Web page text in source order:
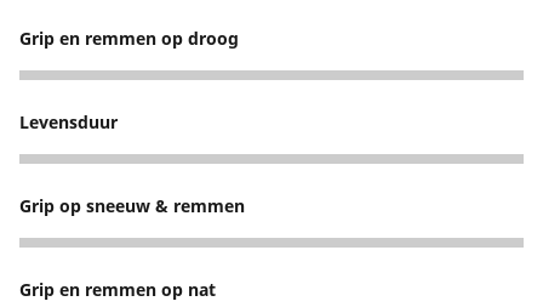
Grip en remmen op droog
5
Levensduur
5
Grip op sneeuw & remmen
5
Grip en remmen op nat